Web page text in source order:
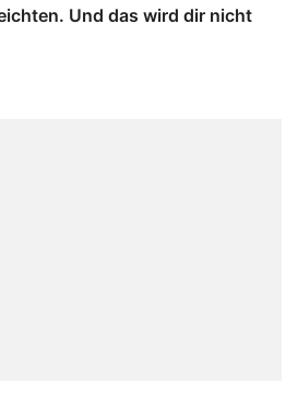
Und das wird dir nicht